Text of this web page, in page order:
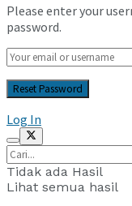
Please enter your
password.
Log In
Tidak ada Hasil
Lihat semua hasil